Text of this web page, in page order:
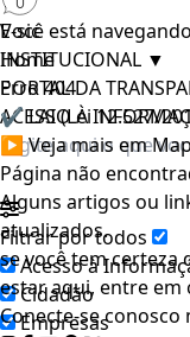
E-sic
INSTITUCIONAL ▼
PORTAL DA
ACESSO À
Filtrar por todos
Acesso à
Cidadão
Empresas
Você está
Home
Erro 404
✔ LAI (Lei 12.527/
▶ Veja mais em
Página não
Alguns artigos ou
atualizados.
se você tem certeza
estar aqui, entre
Conecte-se conosco